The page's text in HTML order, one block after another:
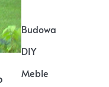
Budowa
DIY
Meble